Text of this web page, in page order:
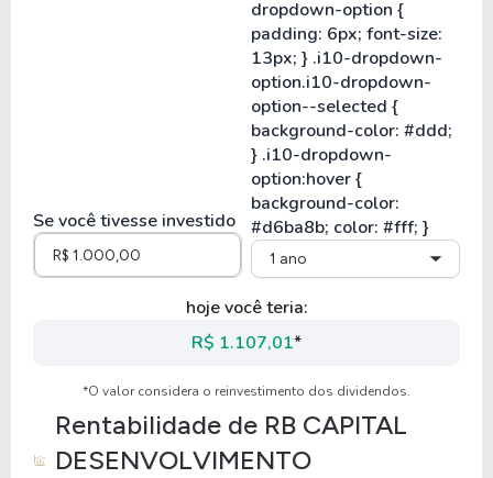
Se você tivesse investido
1 ano
hoje você teria:
R$ 1.107,01*
*O valor considera o reinvestimento dos dividendos.
Rentabilidade de RB CAPITAL
DESENVOLVIMENTO